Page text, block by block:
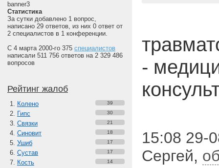
banner3
Статистика
За сутки добавлено 1 вопрос,
написано 29 ответов, из них 0 ответ от
2 специалистов в 1 конференции.
С 4 марта 2000-го 375 специалистов
написали 511 756 ответов на 2 329 486
вопросов
Рейтинг жалоб
Колено 39
Гипс 30
Связки 21
Синовит 18
Ушиб 17
Сустав 17
Кость 14
-
15:08 29-
Сергей,